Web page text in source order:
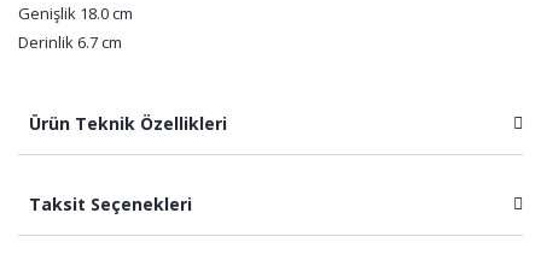
Genişlik 18.0 cm
Derinlik 6.7 cm
Ürün Teknik Özellikleri
Taksit Seçenekleri